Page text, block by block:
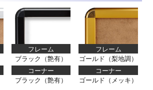
フレーム
ブラック（艶有）
コーナー
ブラック（艶有）
フレーム
ゴールド（梨地調）
コーナー
ゴールド（メッキ）